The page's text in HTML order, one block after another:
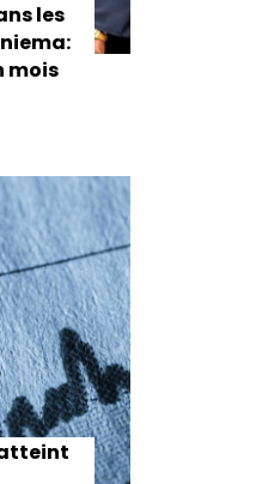
les
mois